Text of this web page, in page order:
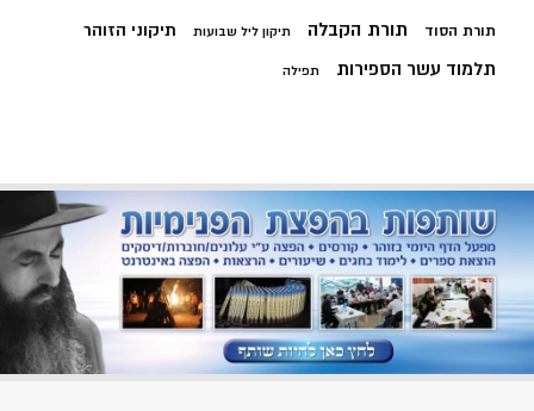
תורת הסוד תורת הקבלה תיקון ליל שבועות תיקוני הזוהר
תלמוד עשר הספירות תפילה